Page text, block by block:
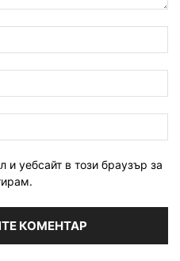
уебсайт в този браузър за